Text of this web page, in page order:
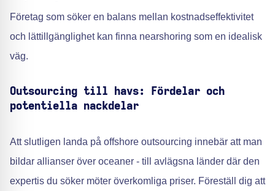
Företag som söker en balans mellan kostnadseffektivitet
och lättillgänglighet kan finna nearshoring som en idealisk
väg.
Outsourcing till havs: Fördelar och
potentiella nackdelar
Att slutligen landa på offshore outsourcing innebär att man
bildar allianser över oceaner - till avlägsna länder där den
expertis du söker möter överkomliga priser. Föreställ dig att